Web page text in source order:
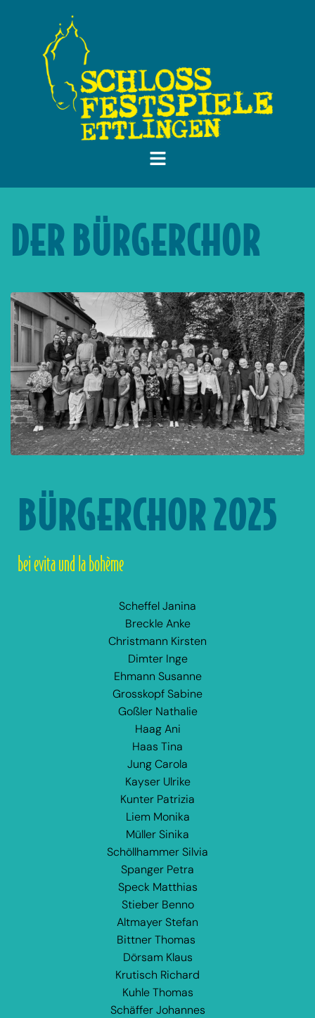
DER BÜRGERCHOR
BÜRGERCHOR 2025
bei evita und la bohème
Scheffel Janina
Breckle Anke
Christmann Kirsten
Dimter Inge
Ehmann Susanne
Grosskopf Sabine
Goßler Nathalie
Haag Ani
Haas Tina
Jung Carola
Kayser Ulrike
Kunter Patrizia
Liem Monika
Müller Sinika
Schöllhammer Silvia
Spanger Petra
Speck Matthias
Stieber Benno
Altmayer Stefan
Bittner Thomas
Dörsam Klaus
Krutisch Richard
Kuhle Thomas
Schäffer Johannes